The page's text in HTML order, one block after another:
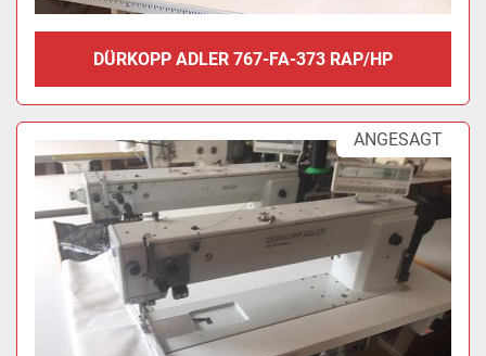
DÜRKOPP ADLER 767-FA-373 RAP/HP
ANGESAGT